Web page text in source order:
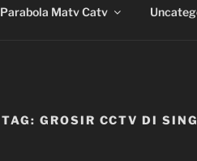
Parabola Matv Catv
TAG: GROSIR CCTV DI